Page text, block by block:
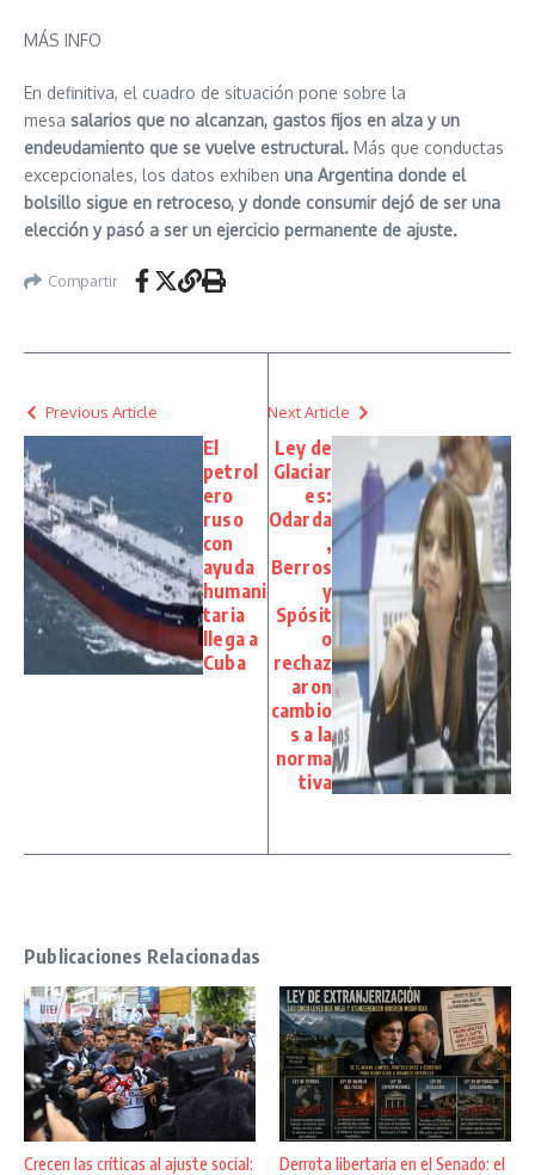
MÁS INFO
En definitiva, el cuadro de situación pone sobre la
mesa salarios que no alcanzan, gastos fijos en alza y un
endeudamiento que se vuelve estructural. Más que conductas
excepcionales, los datos exhiben una Argentina donde el
bolsillo sigue en retroceso, y donde consumir dejó de ser una
elección y pasó a ser un ejercicio permanente de ajuste.
Compartir
Previous Article
El
petrol
ero
ruso
con
ayuda
humani
taria
llega a
Cuba
Next Article
Ley de
Glaciar
es:
Odarda
,
Berros
y
Spósit
o
rechaz
aron
cambio
s a la
norma
tiva
Publicaciones Relacionadas
Crecen las críticas al ajuste social:
Derrota libertaria en el Senado: el